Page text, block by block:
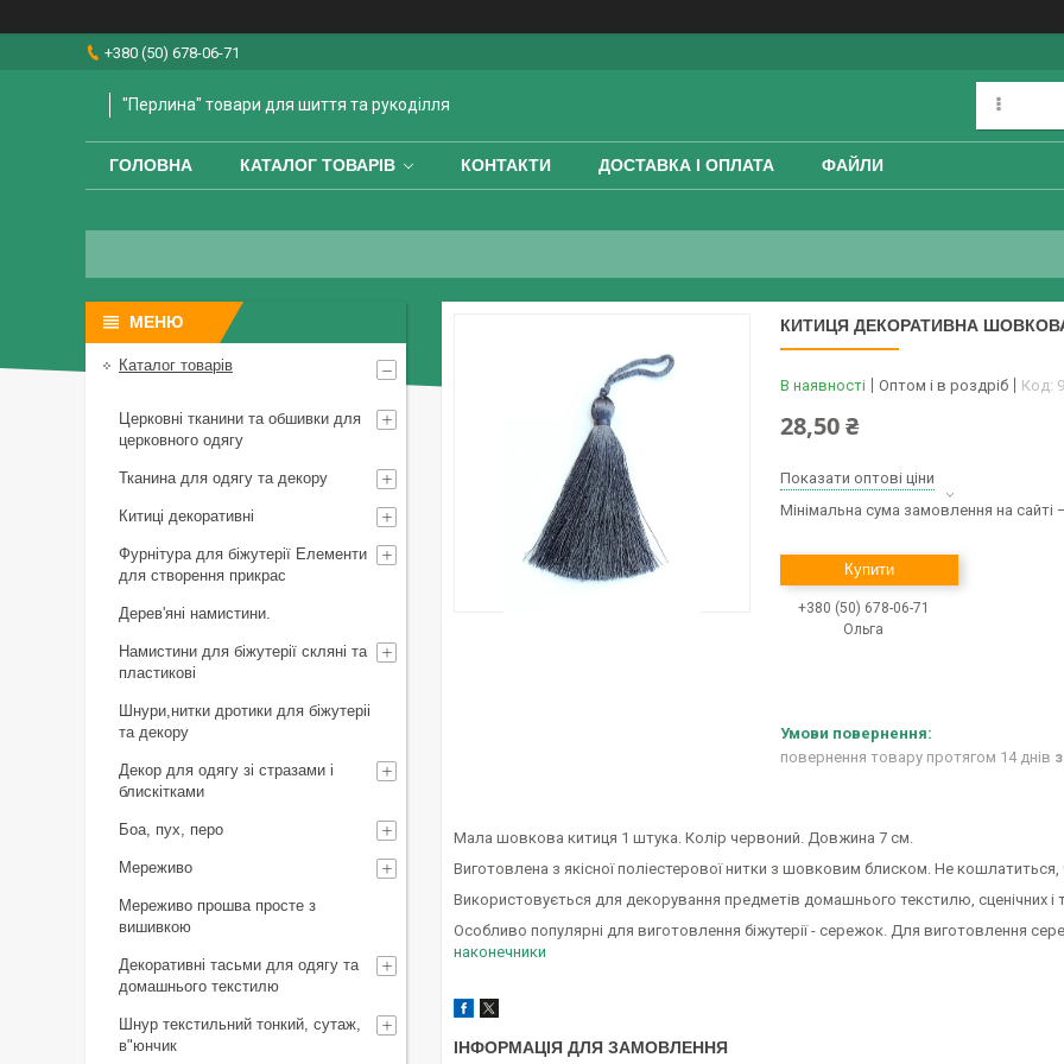
+380 (50) 678-06-71
"Перлина" товари для шиття та рукоділля
ГОЛОВНА КАТАЛОГ ТОВАРІВ КОНТАКТИ ДОСТАВКА І ОПЛАТА ФАЙЛИ
КИТИЦЯ ДЕКОРАТИВНА
В наявності Оптом і в роздріб Код:
28,50 ₴
Показати оптові ціни
Мінімальна сума замовлення на сайті
Купити
+380 (50) 678-06-71
Ольга
повернення товару протягом 14 днів
Мала шовкова китиця 1 штука. Колір червоний. Довжина 7 см.
Виготовлена з якісної поліестерової нитки з шовковим блиском. Не кошлатиться,
Використовується для декорування предметів домашнього текстилю, сценічних і
Особливо популярні для виготовлення біжутерії - сережок. Для виготовлення
наконечники
ІНФОРМАЦІЯ ДЛЯ ЗАМОВЛЕННЯ
Каталог товарів
Церковні тканини та обшивки для
церковного одягу
Тканина для одягу та декору
Китиці декоративні
Фурнітура для біжутерії Елементи
для створення прикрас
Дерев'яні намистини.
Намистини для біжутерії скляні та
пластикові
Шнури,нитки дротики для біжутеріі
та декору
Декор для одягу зі стразами і
блискітками
Боа, пух, перо
Мереживо
Мереживо прошва просте з
вишивкою
Декоративні тасьми для одягу та
домашнього текстилю
Шнур текстильний тонкий, сутаж,
в"юнчик